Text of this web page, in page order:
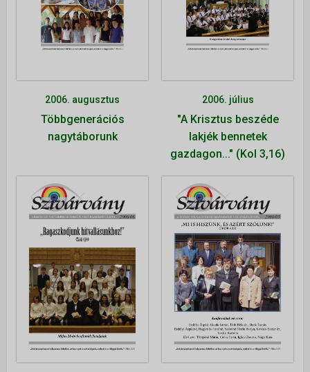
2006. augusztus
Többgenerációs
nagytáborunk
2006. július
"A Krisztus beszéde
lakjék bennetek
gazdagon..." (Kol 3,16)